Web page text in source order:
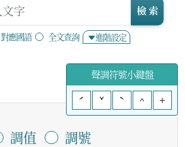
對應國語 全文查詢 進階設定
檢 索
聲調符號小鍵盤
ˊ
ˇ ˋ ^ +
調值
調號